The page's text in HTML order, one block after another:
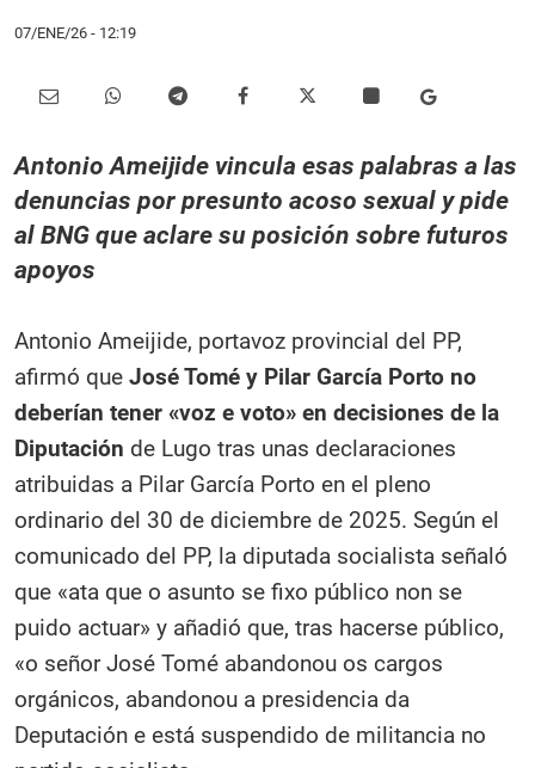
07/ENE/26 - 12:19
Antonio Ameijide vincula esas palabras a las
denuncias por presunto acoso sexual y pide
al BNG que aclare su posición sobre futuros
apoyos
Antonio Ameijide, portavoz provincial del PP,
afirmó que José Tomé y Pilar García Porto no
deberían tener «voz e voto» en decisiones de la
Diputación de Lugo tras unas declaraciones
atribuidas a Pilar García Porto en el pleno
ordinario del 30 de diciembre de 2025. Según el
comunicado del PP, la diputada socialista señaló
que «ata que o asunto se fixo público non se
puido actuar» y añadió que, tras hacerse público,
«o señor José Tomé abandonou os cargos
orgánicos, abandonou a presidencia da
Deputación e está suspendido de militancia no